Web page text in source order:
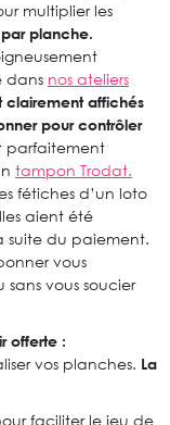
multiplier les
planche.
dans nos ateliers
clairement affichés
pour contrôler
parfaitement
tampon Trodat.
fétiches d’un loto
aient été
suite du paiement.
vous
vous soucier
offerte :
vos planches. La
faciliter le jeu de